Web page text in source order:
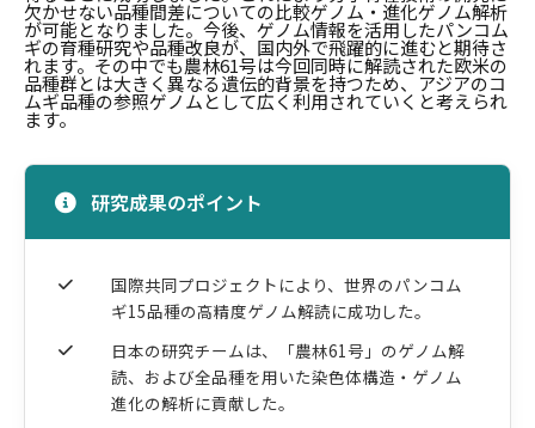
欠かせない品種間差についての比較ゲノム・進化ゲノム解析
が可能となりました。今後、ゲノム情報を活用したパンコム
ギの育種研究や品種改良が、国内外で飛躍的に進むと期待さ
れます。その中でも農林61号は今回同時に解読された欧米の
品種群とは大きく異なる遺伝的背景を持つため、アジアのコ
ムギ品種の参照ゲノムとして広く利用されていくと考えられ
ます。
研究成果のポイント
国際共同プロジェクトにより、世界のパンコム
ギ15品種の高精度ゲノム解読に成功した。
日本の研究チームは、「農林61号」のゲノム解
読、および全品種を用いた染色体構造・ゲノム
進化の解析に貢献した。